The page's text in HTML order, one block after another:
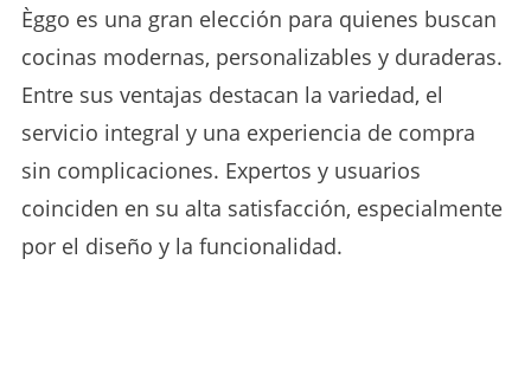
Èggo es una gran elección para quienes buscan
cocinas modernas, personalizables y duraderas.
Entre sus ventajas destacan la variedad, el
servicio integral y una experiencia de compra
sin complicaciones. Expertos y usuarios
coinciden en su alta satisfacción, especialmente
por el diseño y la funcionalidad.